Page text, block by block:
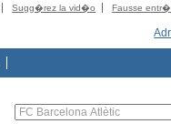
Sugg�rez la vid�o
Fausse